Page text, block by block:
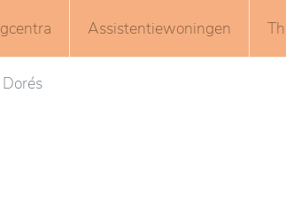
Assistentiewoningen